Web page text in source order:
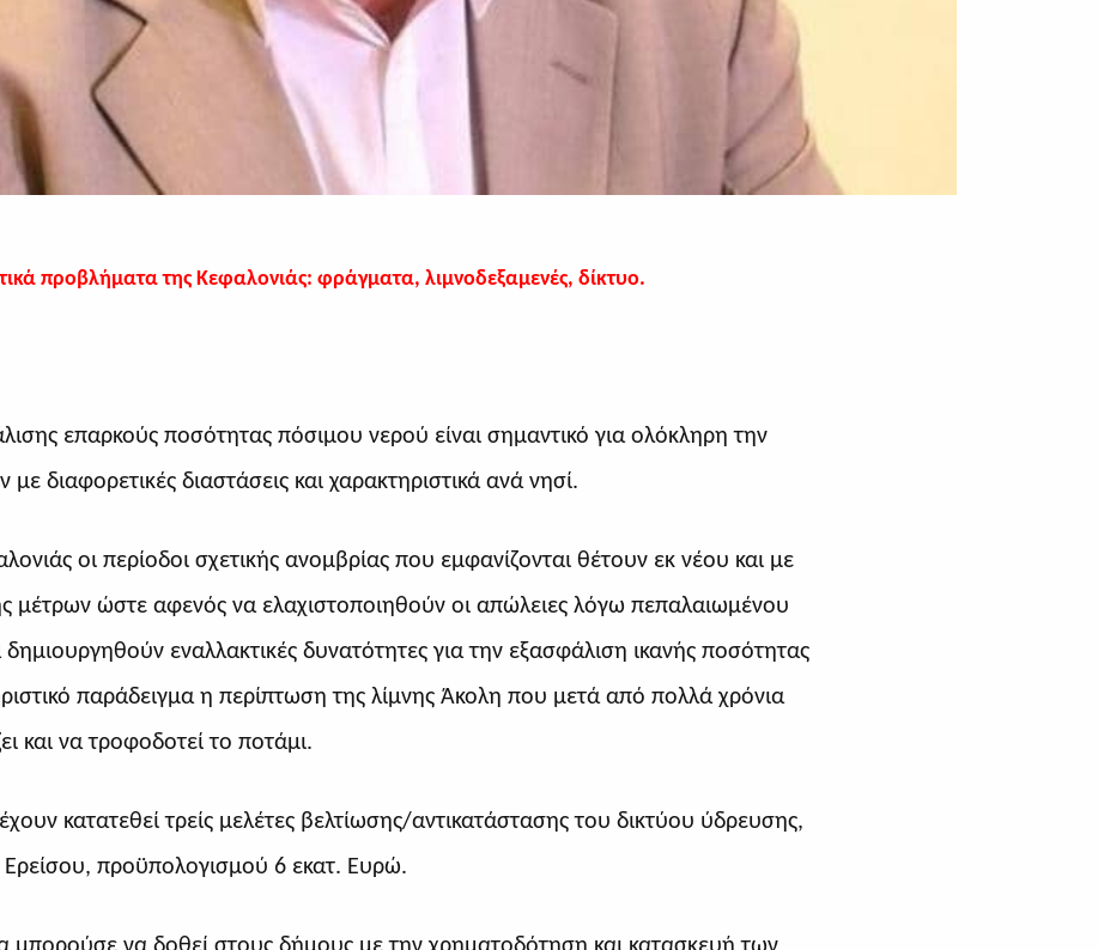
προβλήματα της Κεφαλονιάς: φράγματα, λιμνοδεξαμενές, δίκτυο.
επαρκούς ποσότητας πόσιμου νερού είναι σημαντικό για ολόκληρη την
διαφορετικές διαστάσεις και χαρακτηριστικά ανά νησί.
οι περίοδοι σχετικής ανομβρίας που εμφανίζονται θέτουν εκ νέου και με
μέτρων ώστε αφενός να ελαχιστοποιηθούν οι απώλειες λόγω πεπαλαιωμένου
εναλλακτικές δυνατότητες για την εξασφάλιση ικανής ποσότητας
παράδειγμα η περίπτωση της λίμνης Άκολη που μετά από πολλά χρόνια
και να τροφοδοτεί το ποτάμι.
κατατεθεί τρείς μελέτες βελτίωσης/αντικατάστασης του δικτύου ύδρευσης,
Ερείσου, προϋπολογισμού 6 εκατ. Ευρώ.